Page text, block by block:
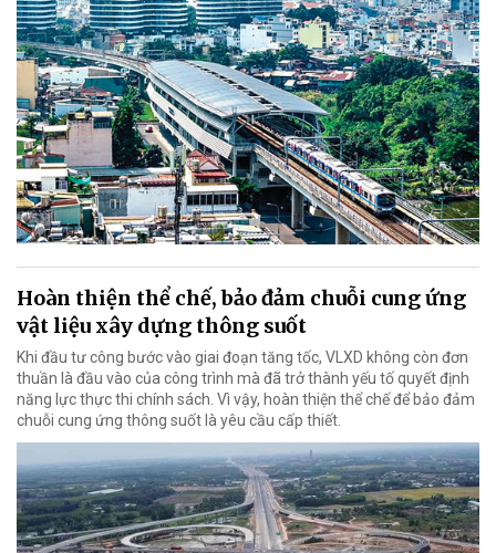
Hoàn thiện thể chế, bảo đảm chuỗi cung ứng
vật liệu xây dựng thông suốt
Khi đầu tư công bước vào giai đoạn tăng tốc, VLXD không còn đơn
thuần là đầu vào của công trình mà đã trở thành yếu tố quyết định
năng lực thực thi chính sách. Vì vậy, hoàn thiện thể chế để bảo đảm
chuỗi cung ứng thông suốt là yêu cầu cấp thiết.